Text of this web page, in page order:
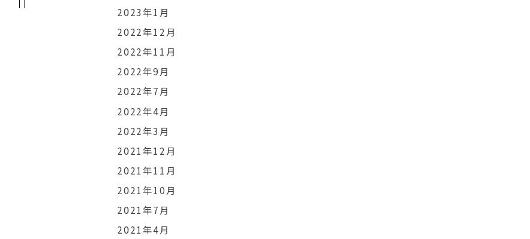
2023年1月
2022年12月
2022年11月
2022年9月
2022年7月
2022年4月
2022年3月
2021年12月
2021年11月
2021年10月
2021年7月
2021年4月